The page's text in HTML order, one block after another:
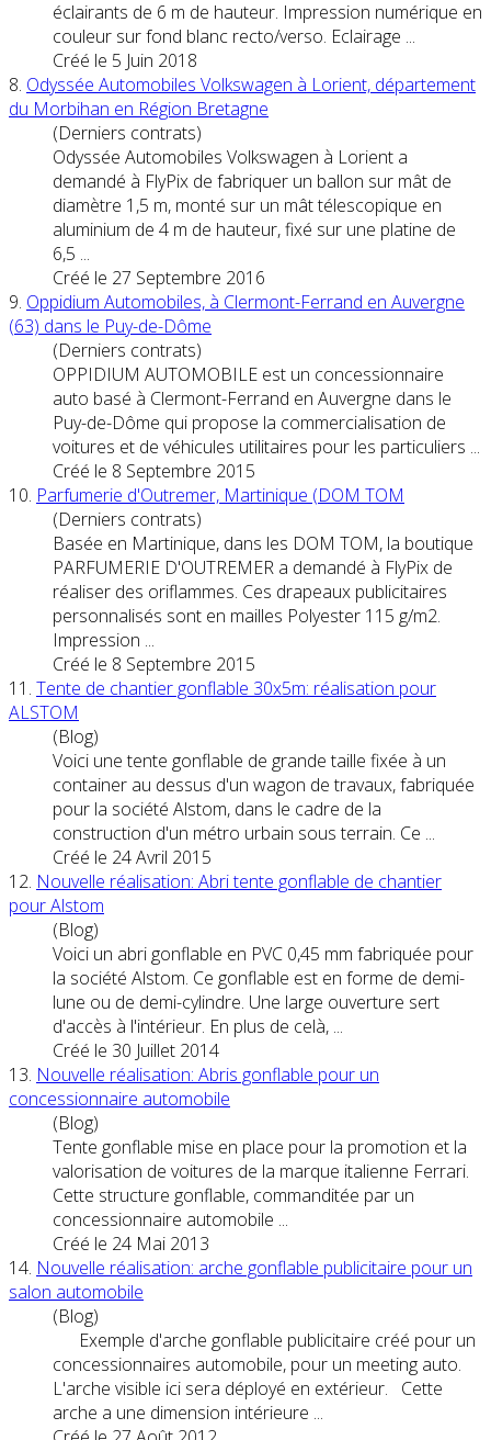
éclairants de 6 m de hauteur. Impression numérique en
couleur sur fond blanc recto/verso. Eclairage ...
Créé le 5 Juin 2018
8. Odyssée Automobiles Volkswagen à Lorient, département
du Morbihan en Région Bretagne
(Derniers contrats)
Odyssée Automobiles Volkswagen à Lorient a
demandé à FlyPix de fabriquer un ballon sur mât de
diamètre 1,5 m, monté sur un mât télescopique en
aluminium de 4 m de hauteur, fixé sur une platine de
6,5 ...
Créé le 27 Septembre 2016
9. Oppidium Automobiles, à Clermont-Ferrand en Auvergne
(63) dans le Puy-de-Dôme
(Derniers contrats)
OPPIDIUM AUTOMOBILE est un concessionnaire
auto basé à Clermont-Ferrand en Auvergne dans le
Puy-de-Dôme qui propose la commercialisation de
voitures et de véhicules utilitaires pour les particuliers ...
Créé le 8 Septembre 2015
10. Parfumerie d'Outremer, Martinique (DOM TOM
(Derniers contrats)
Basée en Martinique, dans les DOM TOM, la boutique
PARFUMERIE D'OUTREMER a demandé à FlyPix de
réaliser des oriflammes. Ces drapeaux publicitaires
personnalisés sont en mailles Polyester 115 g/m2.
Impression ...
Créé le 8 Septembre 2015
11. Tente de chantier gonflable 30x5m: réalisation pour
ALSTOM
(Blog)
Voici une tente gonflable de grande taille fixée à un
container au dessus d'un wagon de travaux, fabriquée
pour la société Alstom, dans le cadre de la
construction d'un métro urbain sous terrain. Ce ...
Créé le 24 Avril 2015
12. Nouvelle réalisation: Abri tente gonflable de chantier
pour Alstom
(Blog)
Voici un abri gonflable en PVC 0,45 mm fabriquée pour
la société Alstom. Ce gonflable est en forme de demi-
lune ou de demi-cylindre. Une large ouverture sert
d'accès à l'intérieur. En plus de celà, ...
Créé le 30 Juillet 2014
13. Nouvelle réalisation: Abris gonflable pour un
concessionnaire automobile
(Blog)
Tente gonflable mise en place pour la promotion et la
valorisation de voitures de la marque italienne Ferrari.
Cette structure gonflable, commanditée par un
concessionnaire automobile ...
Créé le 24 Mai 2013
14. Nouvelle réalisation: arche gonflable publicitaire pour un
salon automobile
(Blog)
Exemple d'arche gonflable publicitaire créé pour un
concessionnaires automobile, pour un meeting auto.
L'arche visible ici sera déployé en extérieur. Cette
arche a une dimension intérieure ...